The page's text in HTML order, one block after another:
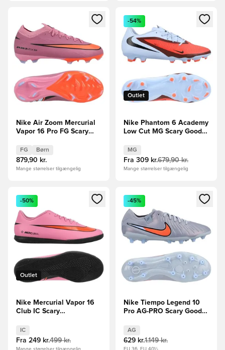
Åbner en Modal til at logge ind eller tilmelde dig som
Nike Air Zoom Mercurial
Vapor 16 Pro FG Scary
Børn
FG Børn
879,90 kr.
Mange størrelser tilgængelig
Åbner en Modal til at logge
Outlet
-54%
Nike Phantom 6 Academy
Low Cut MG Scary Good -
MG
Fra 309 kr.679,90 kr.
Mange størrelser tilgængelig
Åbner en Modal til at logge ind eller tilmelde dig som
Outlet
-50%
Nike Mercurial Vapor 16
Club IC Scary
IC
Fra 249 kr.499 kr.
Mange størrelser tilgængelig
Åbner en Modal til at logge
-45%
Nike Tiempo Legend 10
Pro AG-PRO Scary Good -
AG
629 kr.1.149 kr.
EU 36, EU 40½